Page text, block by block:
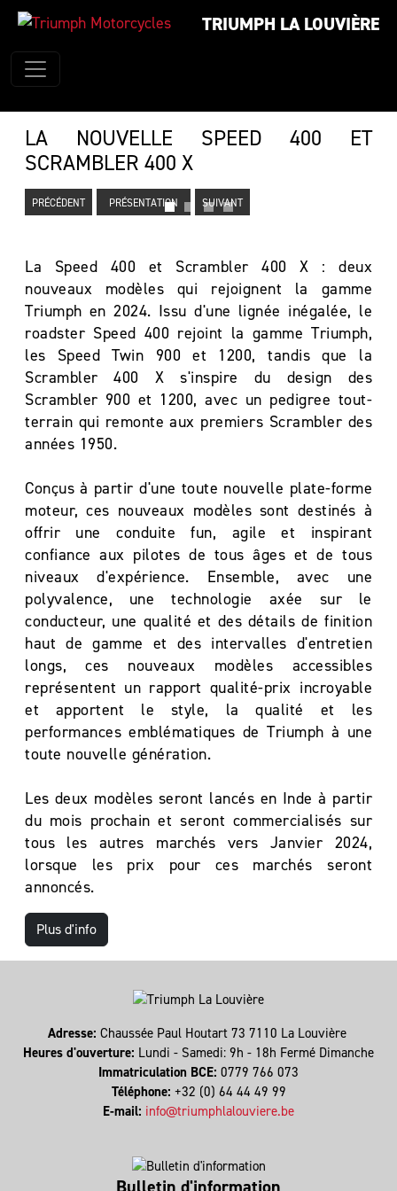
TRIUMPH LA LOUVIÈRE
LA NOUVELLE SPEED 400 ET
SCRAMBLER 400 X
PRÉCÉDENT PRÉSENTATION SUIVANT
La Speed 400 et Scrambler 400 X : deux
nouveaux modèles qui rejoignent la gamme
Triumph en 2024. Issu d'une lignée inégalée, le
roadster Speed 400 rejoint la gamme Triumph,
les Speed Twin 900 et 1200, tandis que la
Scrambler 400 X s'inspire du design des
Scrambler 900 et 1200, avec un pedigree tout-
terrain qui remonte aux premiers Scrambler des
années 1950.
Conçus à partir d'une toute nouvelle plate-forme
moteur, ces nouveaux modèles sont destinés à
offrir une conduite fun, agile et inspirant
confiance aux pilotes de tous âges et de tous
niveaux d'expérience. Ensemble, avec une
polyvalence, une technologie axée sur le
conducteur, une qualité et des détails de finition
haut de gamme et des intervalles d'entretien
longs, ces nouveaux modèles accessibles
représentent un rapport qualité-prix incroyable
et apportent le style, la qualité et les
performances emblématiques de Triumph à une
toute nouvelle génération.
Les deux modèles seront lancés en Inde à partir
du mois prochain et seront commercialisés sur
tous les autres marchés vers Janvier 2024,
lorsque les prix pour ces marchés seront
annoncés.
Plus d'info
Adresse: Chaussée Paul Houtart 73 7110 La Louvière
Heures d'ouverture: Lundi - Samedi: 9h - 18h Fermé Dimanche
Immatriculation BCE: 0779 766 073
Téléphone: +32 (0) 64 44 49 99
E-mail: info@triumphlalouviere.be
Bulletin d'information